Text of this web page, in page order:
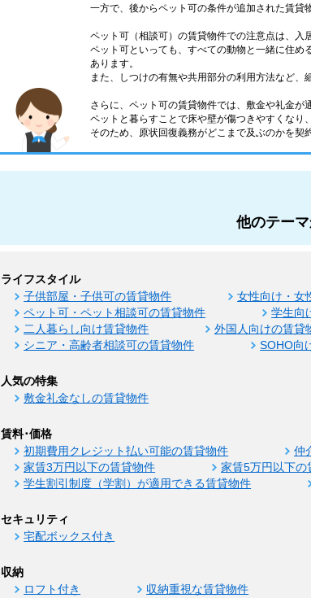
一方で、後からペット可の条件が追加された賃貸
ペット可（相談可）の賃貸物件での注意点は、入
ペット可といっても、すべての動物と一緒に住め
あります。
また、しつけの有無や共用部分の利用方法など、
さらに、ペット可の賃貸物件では、敷金や礼金が
ペットと暮らすことで床や壁が傷つきやすくなり
そのため、原状回復義務がどこまで及ぶのかを契
他のテー
ライフスタイル
子供部屋・子供可の賃貸物件 女性向け・女
ペット可・ペット相談可の賃貸物件
学生向
二人暮らし向け賃貸物件
外国人向けの賃貸
シニア・高齢者相談可の賃貸物件
SOHO向
人気の特集
敷金礼金なしの賃貸物件
賃料･価格
初期費用クレジット払い可能の賃貸物件 仲
家賃3万円以下の賃貸物件
家賃5万円以下の
学生割引制度（学割）が適用できる賃貸物件
セキュリティ
宅配ボックス付き
収納
ロフト付き 収納重視な賃貸物件